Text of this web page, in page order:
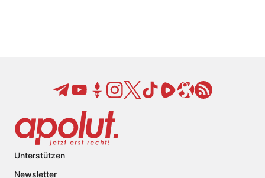
Unterstützen
Newsletter